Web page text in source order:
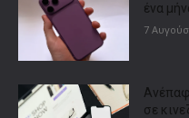
ένα
7
σε